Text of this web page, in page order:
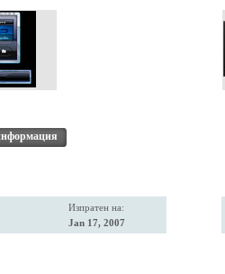
Изпратен на:
Jan 17, 2007